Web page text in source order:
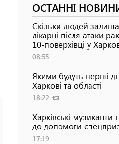
ОСТАННІ
Скільки людей
лікарні після атаки
10-поверхівці у
08:55
Якими будуть перші
Харкові та області
18:22
Харківські музиканти
до допомоги
17:19